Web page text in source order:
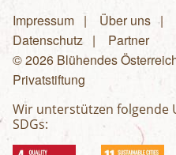
Fußzeilenmenü
Impressum Über uns
Datenschutz
Partner
© 2026 Blühendes
Privatstiftung
Wir unterstützen folgende
SDGs: